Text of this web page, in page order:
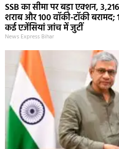
SSB का सीमा पर बड़ा एक्शन,
शराब और 100 वॉकी-टॉकी
कई एजेंसियां जांच में जुटीं
News Express Bihar